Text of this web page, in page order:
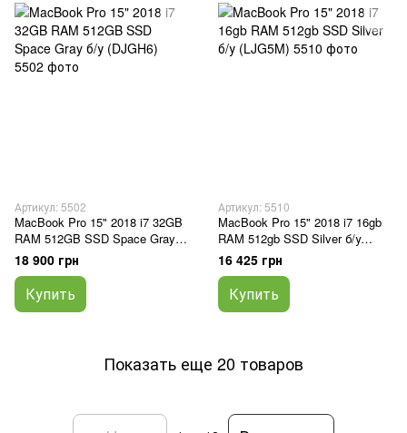
Артикул: 5502
MacBook Pro 15" 2018 i7 32GB
RAM 512GB SSD Space Gray б/
у (DJGH6)
18 900 грн
Купить
Артикул: 5510
MacBook Pro 15" 2018 i7 16gb
RAM 512gb SSD Silver б/у
(LJG5M)
16 425 грн
Купить
Показать еще 20 товаров